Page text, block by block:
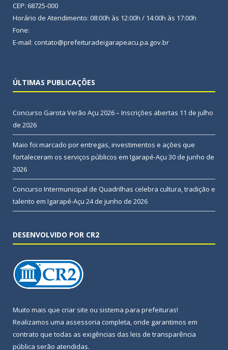
CEP: 68725-000
Horário de Atendimento: 08:00h às 12:00h / 14:00h às 17:00h
Fone:
E-mail: contato@prefeituradeigarapeacu.pa.gov.br
ÚLTIMAS PUBLICAÇÕES
Concurso Garota Verão Açu 2026 – Inscrições abertas 11 de julho
de 2026
Maio foi marcado por entregas, investimentos e ações que
fortaleceram os serviços públicos em Igarapé-Açu 30 de junho de
2026
Concurso Intermunicipal de Quadrilhas celebra cultura, tradição e
talento em Igarapé-Açu 24 de junho de 2026
DESENVOLVIDO POR CR2
Muito mais que criar site ou sistema para prefeituras!
Realizamos uma assessoria completa, onde garantimos em
contrato que todas as exigências das leis de transparência
pública serão atendidas.